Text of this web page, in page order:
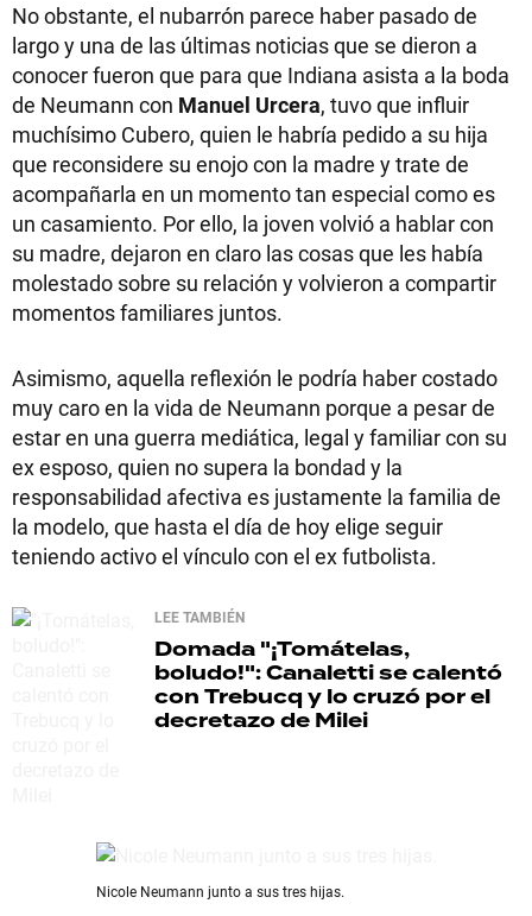
No obstante, el nubarrón parece haber pasado de
largo y una de las últimas noticias que se dieron a
conocer fueron que para que Indiana asista a la boda
de Neumann con Manuel Urcera, tuvo que influir
muchísimo Cubero, quien le habría pedido a su hija
que reconsidere su enojo con la madre y trate de
acompañarla en un momento tan especial como es
un casamiento. Por ello, la joven volvió a hablar con
su madre, dejaron en claro las cosas que les había
molestado sobre su relación y volvieron a compartir
momentos familiares juntos.
Asimismo, aquella reflexión le podría haber costado
muy caro en la vida de Neumann porque a pesar de
estar en una guerra mediática, legal y familiar con su
ex esposo, quien no supera la bondad y la
responsabilidad afectiva es justamente la familia de
la modelo, que hasta el día de hoy elige seguir
teniendo activo el vínculo con el ex futbolista.
LEE TAMBIÉN
Domada "¡Tomátelas,
boludo!": Canaletti se calentó
con Trebucq y lo cruzó por el
decretazo de Milei
Nicole Neumann junto a sus tres hijas.